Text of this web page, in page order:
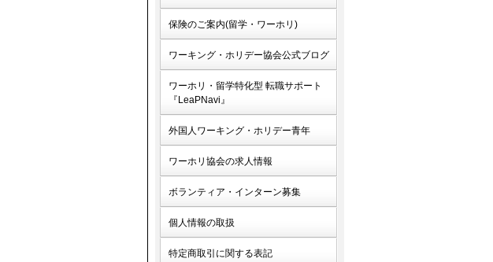
保険のご案内(留学・ワーホリ)
ワーキング・ホリデー協会公式ブログ
ワーホリ・留学特化型 転職サポート
『LeaPNavi』
外国人ワーキング・ホリデー青年
ワーホリ協会の求人情報
ボランティア・インターン募集
個人情報の取扱
特定商取引に関する表記